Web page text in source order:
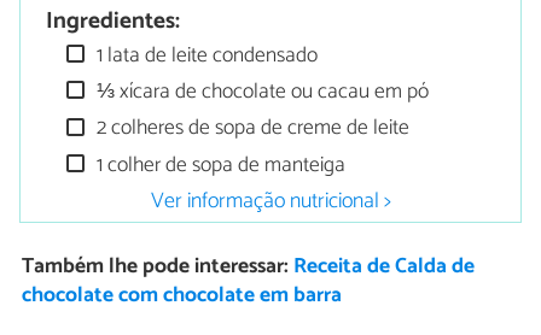
Ingredientes:
1 lata de leite condensado
⅓ xícara de chocolate ou cacau em pó
2 colheres de sopa de creme de leite
1 colher de sopa de manteiga
Ver informação nutricional >
Também lhe pode interessar: Receita de Calda de
chocolate com chocolate em barra